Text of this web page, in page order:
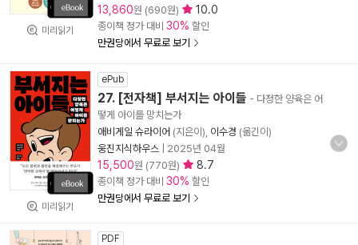
미리읽기
13,860원 (690원) 10.0
종이책 정가 대비 30% 할인
만권당에서 무료로 보기
미리읽기
ePub
27. [전자책] 부서지는 아이들 - 다정한 양육은 어
떻게 아이를 망치는가
애비게일 슈라이어 (지은이), 이수경 (옮긴이)
웅진지식하우스
2025년 04월
15,500원 (770원) 8.7
종이책 정가 대비 30% 할인
만권당에서 무료로 보기
PDF